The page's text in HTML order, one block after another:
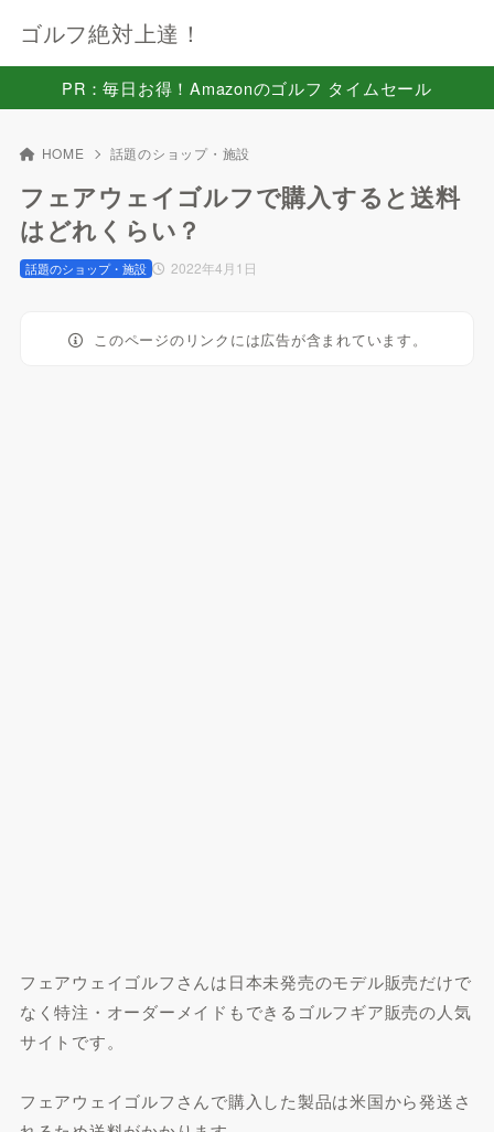
ゴルフ絶対上達！
PR：毎日お得！Amazonのゴルフ タイムセール
HOME 話題のショップ・施設
フェアウェイゴルフで購入すると送料
はどれくらい？
2022年4月1日
話題のショップ・施設
このページのリンクには広告が含まれています。
フェアウェイゴルフさんは日本未発売のモデル販売だけで
なく特注・オーダーメイドもできるゴルフギア販売の人気
サイトです。
フェアウェイゴルフさんで購入した製品は米国から発送さ